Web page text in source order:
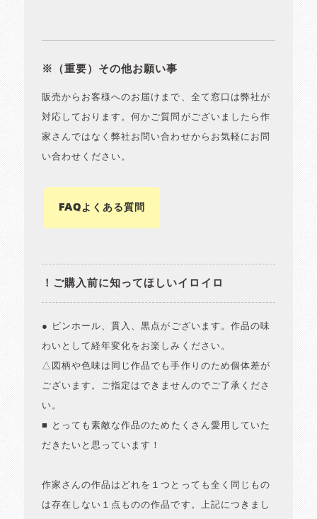
※（重要）その他お願い事
販売からお客様へのお届けまで、全て窓口は弊社が
対応しております。何かご質問がございましたら作
家さんではなく弊社お問い合わせからお気軽にお問
い合わせください。
FAQよくある質問
！ご購入前に知ってほしいイロイロ
● ピンホール、貫入、黒点がございます。作品の味
わいとして経年変化をお楽しみください。
△図柄や色味は同じ作品でも手作りのため個体差が
ございます。ご指定はできませんのでご了承くださ
い。
■ とっても素敵な作品のためたくさん愛用していた
だきたいと思っています！
作家さんの作品はどれを１つとっても全く同じもの
は存在しない１点ものの作品です。上記につきまし